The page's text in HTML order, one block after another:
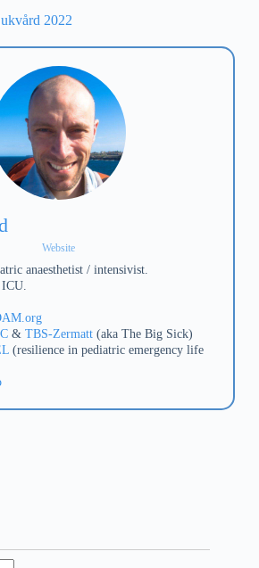
2022
Website
anaesthetist / intensivist.
& TBS-Zermatt(aka The Big Sick)
(resilience in pediatric emergency life